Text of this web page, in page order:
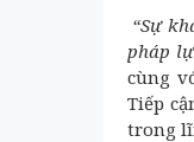
“Sự
pháp
cùng
Tiếp
trong